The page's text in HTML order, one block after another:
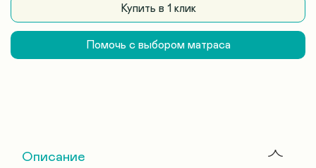
Купить в 1 клик
Помочь с выбором матраса
Описание